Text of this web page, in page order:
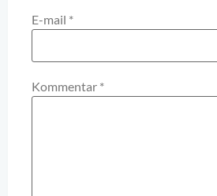
E-mail *
Kommentar *